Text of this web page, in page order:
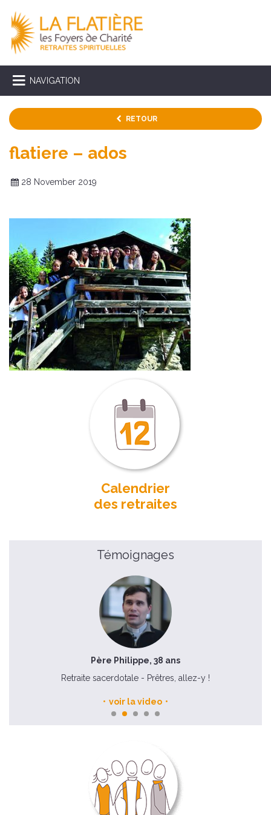
NAVIGATION
RETOUR
flatiere – ados
28 November 2019
Calendrier
des retraites
Témoignages
Père Philippe, 38 ans
Retraite sacerdotale - Prêtres, allez-y !
voir la video